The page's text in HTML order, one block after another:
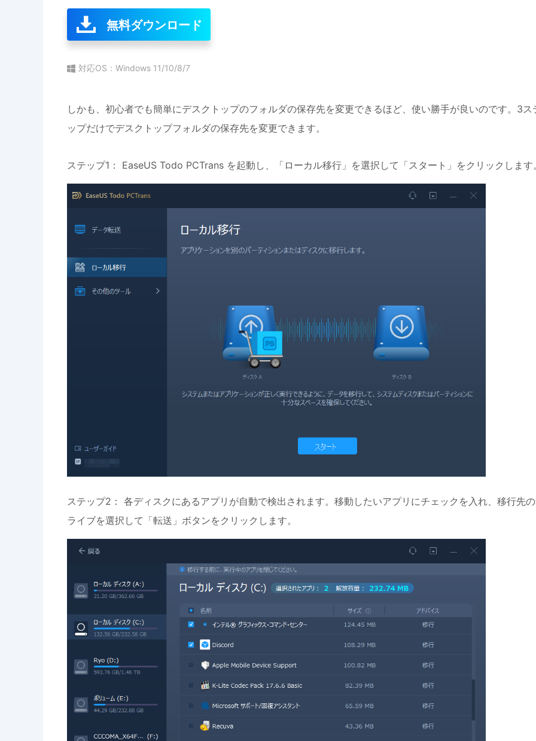
無料ダウンロード
対応OS：Windows 11/10/8/7
しかも、初心者でも簡単にデスクトップのフォルダの保存先を変更できるほど、使い勝手が良いのです。3ス
ップだけでデスクトップフォルダの保存先を変更できます。
ステップ1： EaseUS Todo PCTrans を起動し、「ローカル移行」を選択して「スタート」をクリックします
ステップ2： 各ディスクにあるアプリが自動で検出されます。移動したいアプリにチェックを入れ、移行先
ライブを選択して「転送」ボタンをクリックします。